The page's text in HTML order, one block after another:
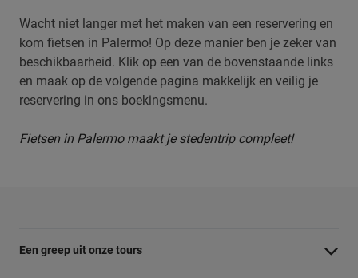
Wacht niet langer met het maken van een reservering en
kom fietsen in Palermo! Op deze manier ben je zeker van
beschikbaarheid. Klik op een van de bovenstaande links
en maak op de volgende pagina makkelijk en veilig je
reservering in ons boekingsmenu.
Fietsen in Palermo maakt je stedentrip compleet!
Een greep uit onze tours